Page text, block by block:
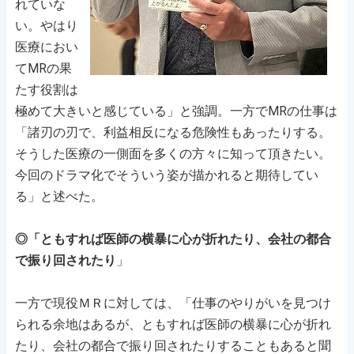
れていな
い。やはり
医療におい
てMRの果
たす役割は
極めて大きいと感じている」と強調。一方でMRの仕事は
「諸刃の刃で、利益相反になる危険性もあったりする。
そうした医療の一側面を多くの方々に知って頂きたい。
今回のドラマ化でそういう姿が描かれると期待してい
る」と述べた。
◎「ともすれば医師の横暴に心が折れたり、会社の都合
で振り回されたり 」
一方で現役ＭＲに対しては、「仕事のやりがいを見つけ
られる余地はあるが、ともすれば医師の横暴に心が折れ
たり、会社の都合で振り回されたりすることもあると聞